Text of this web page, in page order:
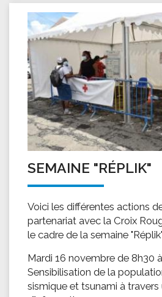
SEMAINE "RÉPLIK"
Voici les différentes actions
partenariat avec la Croix
le cadre de la semaine "Réplik"
Mardi 16 novembre de 8h30
Sensibilisation de la
sismique et tsunami à travers